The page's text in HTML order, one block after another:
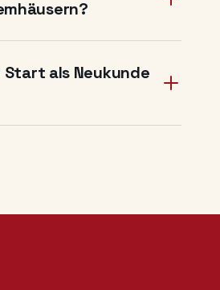
als Neukunde